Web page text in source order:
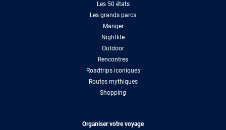
Les 50 états
Les grands parcs
Manger
Nightlife
Outdoor
Rencontres
Roadtrips iconiques
Routes mythiques
Shopping
Organiser votre voyage